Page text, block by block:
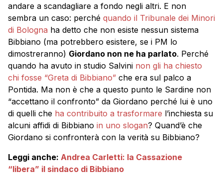
andare a scandagliare a fondo negli altri. E non
sembra un caso: perché quando il Tribunale dei Minori
di Bologna ha detto che non esiste nessun sistema
Bibbiano (ma potrebbero esistere, se i PM lo
dimostreranno) Giordano non ne ha parlato. Perché
quando ha avuto in studio Salvini non gli ha chiesto
chi fosse “Greta di Bibbiano” che era sul palco a
Pontida. Ma non è che a questo punto le Sardine non
“accettano il confronto” da Giordano perché lui è uno
di quelli che ha contribuito a trasformare l’inchiesta su
alcuni affidi di Bibbiano in uno slogan? Quand’è che
Giordano si confronterà con la verità su Bibbiano?
Leggi anche: Andrea Carletti: la Cassazione
“libera” il sindaco di Bibbiano